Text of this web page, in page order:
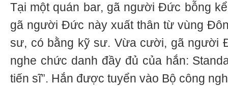
Tại một quán bar, gã người Đức bỗng
gã người Đức này xuất thân từ vùng
sư, có bằng kỹ sư. Vừa cười, gã người
nghe chức danh đầy đủ của hắn:
tiến sĩ”. Hắn được tuyển vào Bộ công